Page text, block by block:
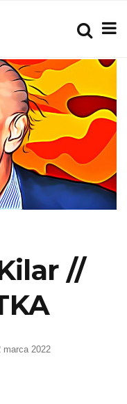
//
marca 2022